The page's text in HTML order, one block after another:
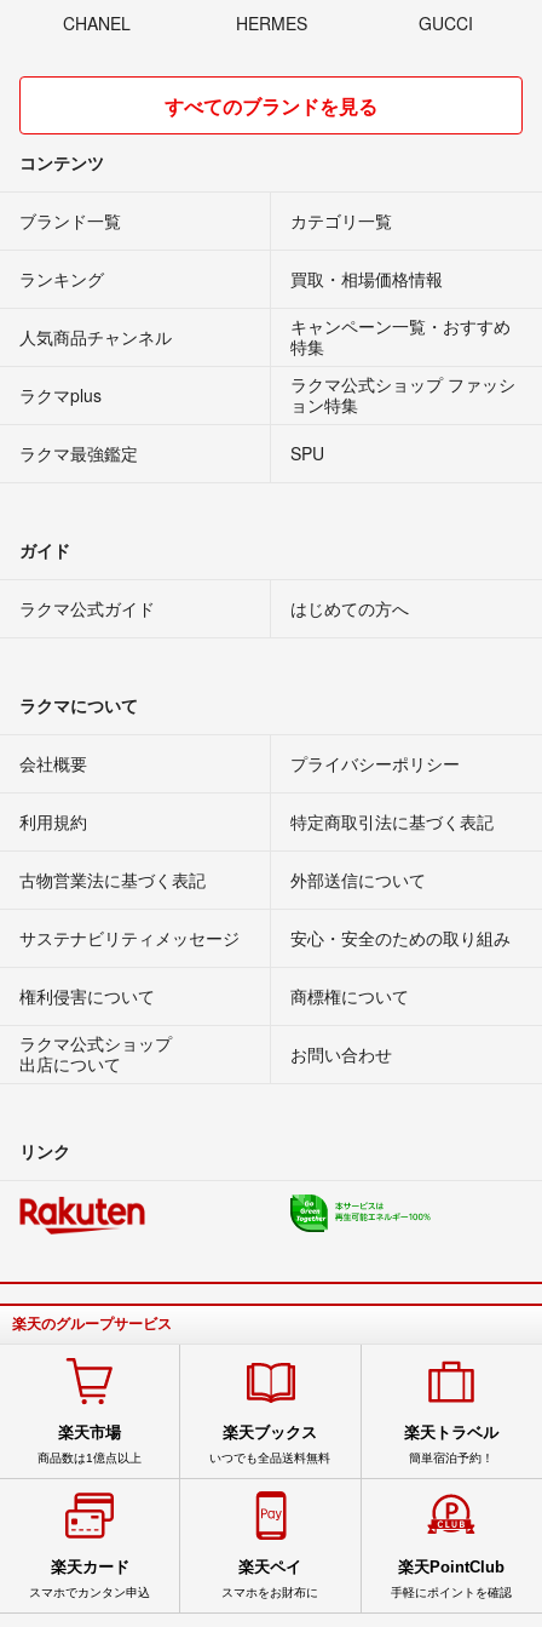
CHANEL HERMES GUCCI
すべてのブランドを見る
コンテンツ
ブランド一覧 カテゴリ一覧
ランキング 買取・相場価格情報
人気商品チャンネル
キャンペーン一覧・おすすめ
特集
ラクマplus
ラクマ公式ショップ ファッシ
ョン特集
ラクマ最強鑑定
SPU
ガイド
ラクマ公式ガイド はじめての方へ
ラクマについて
会社概要 プライバシーポリシー
利用規約 特定商取引法に基づく表記
古物営業法に基づく表記 外部送信について
サステナビリティメッセージ 安心・安全のための取り組み
権利侵害について
商標権について
ラクマ公式ショップ
出店について
お問い合わせ
リンク
楽天のグループサービス
楽天市場
商品数は1億点以上
楽天ブックス
いつでも全品送料無料
楽天トラベル
簡単宿泊予約！
楽天カード
スマホでカンタン申込
楽天ペイ
スマホをお財布に
楽天PointClub
手軽にポイントを確認